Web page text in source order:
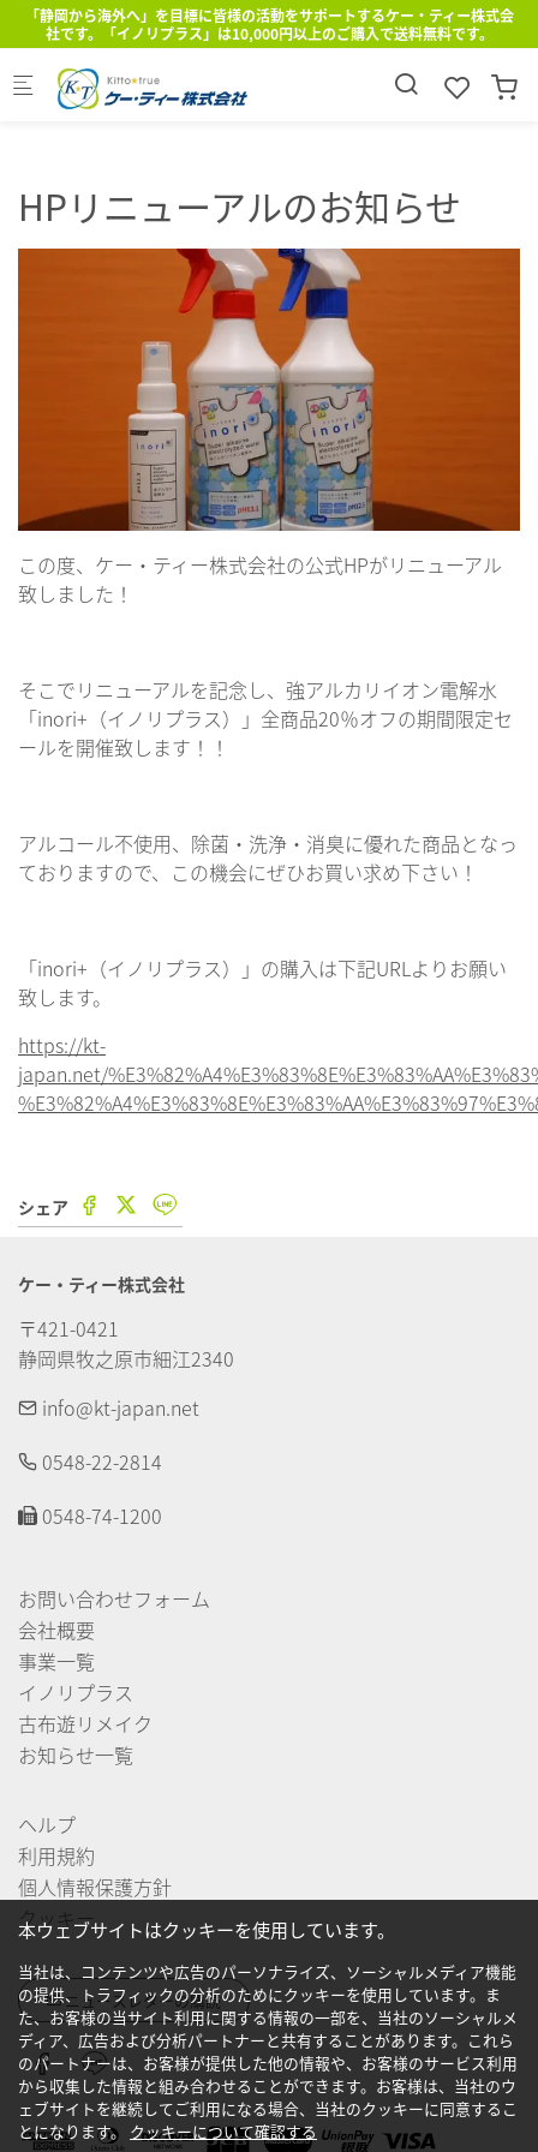
Skip to main content
「静岡から海外へ」を目標に皆様の活動をサポートするケー・ティー株式会
社です。「イノリプラス」は10,000円以上のご購入で送料無料です。
HPリニューアルのお知らせ
この度、ケー・ティー株式会社の公式HPがリニューアル
致しました！
そこでリニューアルを記念し、強アルカリイオン電解水
「inori+（イノリプラス）」全商品20％オフの期間限定セ
ールを開催致します！！
アルコール不使用、除菌・洗浄・消臭に優れた商品となっ
ておりますので、この機会にぜひお買い求め下さい！
「inori+（イノリプラス）」の購入は下記URLよりお願い
致します。
https://kt-
japan.net/
シェア
ケー・ティー株式会社
〒421-0421
静岡県牧之原市細江2340
info@kt-japan.net
0548-22-2814
0548-74-1200
お問い合わせフォーム
会社概要
事業一覧
イノリプラス
古布遊リメイク
お知らせ一覧
ヘルプ
利用規約
個人情報保護方針
クッキー
ニュースレターの購読
本ウェブサイトはクッキーを使用しています。
当社は、コンテンツや広告のパーソナライズ、ソーシャルメディア機能
の提供、トラフィックの分析のためにクッキーを使用しています。ま
た、お客様の当サイト利用に関する情報の一部を、当社のソーシャルメ
ディア、広告および分析パートナーと共有することがあります。これら
のパートナーは、お客様が提供した他の情報や、お客様のサービス利用
から収集した情報と組み合わせることができます。お客様は、当社のウ
ェブサイトを継続してご利用になる場合、当社のクッキーに同意するこ
とになります。 クッキーについて確認する